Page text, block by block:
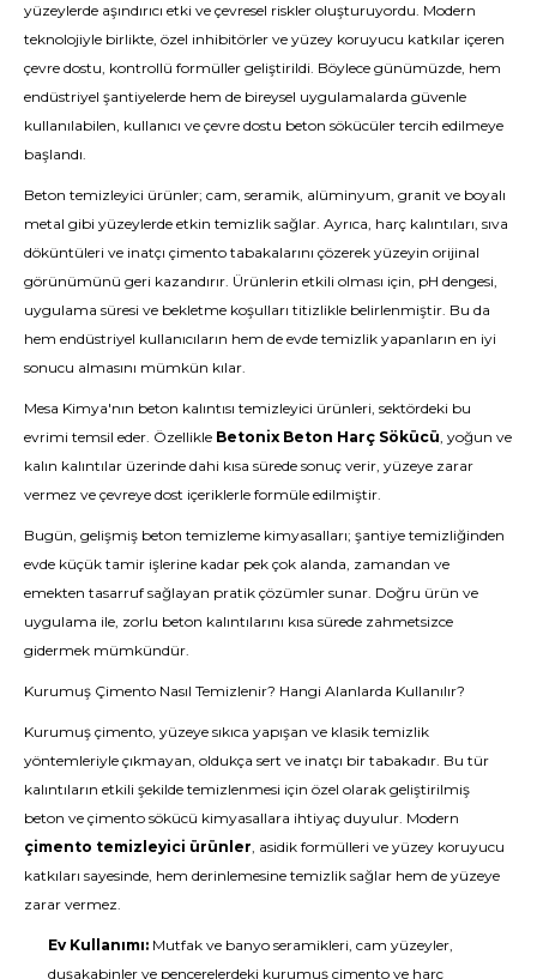
yüzeylerde aşındırıcı etki ve çevresel riskler oluşturuyordu. Modern
teknolojiyle birlikte, özel inhibitörler ve yüzey koruyucu katkılar içeren
çevre dostu, kontrollü formüller geliştirildi. Böylece günümüzde, hem
endüstriyel şantiyelerde hem de bireysel uygulamalarda güvenle
kullanılabilen, kullanıcı ve çevre dostu beton sökücüler tercih edilmeye
başlandı.
Beton temizleyici ürünler; cam, seramik, alüminyum, granit ve boyalı
metal gibi yüzeylerde etkin temizlik sağlar. Ayrıca, harç kalıntıları, sıva
döküntüleri ve inatçı çimento tabakalarını çözerek yüzeyin orijinal
görünümünü geri kazandırır. Ürünlerin etkili olması için, pH dengesi,
uygulama süresi ve bekletme koşulları titizlikle belirlenmiştir. Bu da
hem endüstriyel kullanıcıların hem de evde temizlik yapanların en iyi
sonucu almasını mümkün kılar.
Mesa Kimya'nın beton kalıntısı temizleyici ürünleri, sektördeki bu
evrimi temsil eder. Özellikle Betonix Beton Harç Sökücü, yoğun ve
kalın kalıntılar üzerinde dahi kısa sürede sonuç verir, yüzeye zarar
vermez ve çevreye dost içeriklerle formüle edilmiştir.
Bugün, gelişmiş beton temizleme kimyasalları; şantiye temizliğinden
evde küçük tamir işlerine kadar pek çok alanda, zamandan ve
emekten tasarruf sağlayan pratik çözümler sunar. Doğru ürün ve
uygulama ile, zorlu beton kalıntılarını kısa sürede zahmetsizce
gidermek mümkündür.
Kurumuş Çimento Nasıl Temizlenir? Hangi Alanlarda Kullanılır?
Kurumuş çimento, yüzeye sıkıca yapışan ve klasik temizlik
yöntemleriyle çıkmayan, oldukça sert ve inatçı bir tabakadır. Bu tür
kalıntıların etkili şekilde temizlenmesi için özel olarak geliştirilmiş
beton ve çimento sökücü kimyasallara ihtiyaç duyulur. Modern
çimento temizleyici ürünler, asidik formülleri ve yüzey koruyucu
katkıları sayesinde, hem derinlemesine temizlik sağlar hem de yüzeye
zarar vermez.
Ev Kullanımı: Mutfak ve banyo seramikleri, cam yüzeyler,
duşakabinler ve pencerelerdeki kurumuş çimento ve harç